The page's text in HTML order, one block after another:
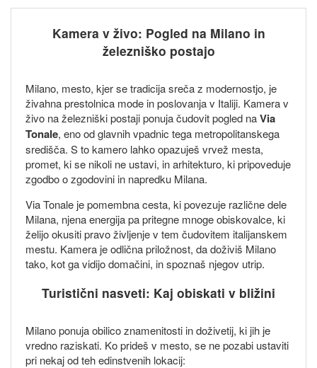
Kamera v živo: Pogled na Milano in
železniško postajo
Milano, mesto, kjer se tradicija sreča z modernostjo, je
živahna prestolnica mode in poslovanja v Italiji. Kamera v
živo na železniški postaji ponuja čudovit pogled naVia
Tonale, eno od glavnih vpadnic tega metropolitanskega
središča. S to kamero lahko opazuješ vrvež mesta,
promet, ki se nikoli ne ustavi, in arhitekturo, ki pripoveduje
zgodbo o zgodovini in napredku Milana.
Via Tonale je pomembna cesta, ki povezuje različne dele
Milana, njena energija pa pritegne mnoge obiskovalce, ki
želijo okusiti pravo življenje v tem čudovitem italijanskem
mestu. Kamera je odlična priložnost, da doživiš Milano
tako, kot ga vidijo domačini, in spoznaš njegov utrip.
Turistični nasveti: Kaj obiskati v bližini
Milano ponuja obilico znamenitosti in doživetij, ki jih je
vredno raziskati. Ko prideš v mesto, se ne pozabi ustaviti
pri nekaj od teh edinstvenih lokacij: